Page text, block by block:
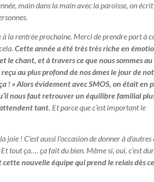
main dans la main avec la paroisse, on écrit
la rentrée prochaine. Merci de prendre part à
Cette année a été très très riche en
le chant, et à travers ce que nous sommes au
au plus profond de nos âmes le jour de
! » Alors évidement avec SMOS, on était en
nous faut retrouver un équilibre familial
tant. Et parce que c’est important le
! C’est aussi l’occasion de donner à d’autres
tout ça…. ça fait du bien. Même si, oui, c’est
nouvelle équipe qui prend le relais dès